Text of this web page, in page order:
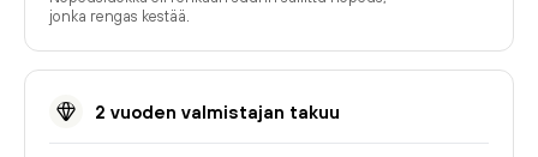
jonka rengas kestää.
2 vuoden valmistajan takuu